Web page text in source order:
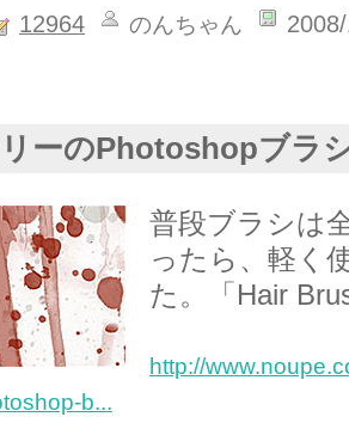
12964 のんちゃん
ーのPhotoshopブラ
普段ブラシは
ったら、軽く
た。「Hair
http://
b...